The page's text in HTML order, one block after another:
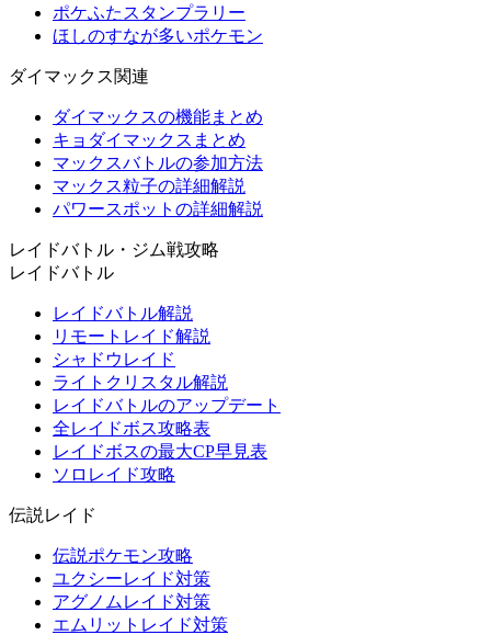
ポケふたスタンプラリー
ほしのすなが多いポケモン
ダイマックス関連
ダイマックスの機能まとめ
キョダイマックスまとめ
マックスバトルの参加方法
マックス粒子の詳細解説
パワースポットの詳細解説
レイドバトル・ジム戦攻略
レイドバトル
レイドバトル解説
リモートレイド解説
シャドウレイド
ライトクリスタル解説
レイドバトルのアップデート
全レイドボス攻略表
レイドボスの最大CP早見表
ソロレイド攻略
伝説レイド
伝説ポケモン攻略
ユクシーレイド対策
アグノムレイド対策
エムリットレイド対策